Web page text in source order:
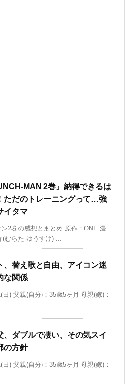
MAN 2巻』納得できるは
ただのトレーニングって…強
イタマ
ン2巻の感想とまとめ 原作：ONE 漫
むらた ゆうすけ) ...
、替え歌と自由、アイコン迷
な関係
日) 父親(自分)：35歳5ヶ月 母親(嫁)：
、ダブルで凄い、その気スイ
の方針
日) 父親(自分)：35歳5ヶ月 母親(嫁)：